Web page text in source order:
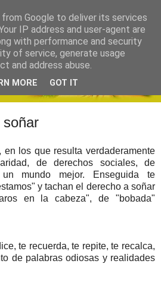
soñar
en los que resulta verdaderamente
de derechos sociales, de
mundo mejor. Enseguida te
y tachan el derecho a soñar
en la cabeza", de "bobada"
te recuerda, te repite, te recalca,
de palabras odiosas y realidades
Google to deliver its services
IP address and user-agent are
with performance and security
of service, generate usage
and address abuse.
MORE GOT IT